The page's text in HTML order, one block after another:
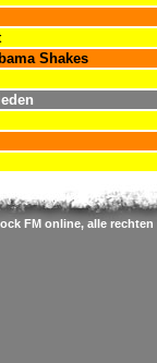
Shakes
FM online, alle